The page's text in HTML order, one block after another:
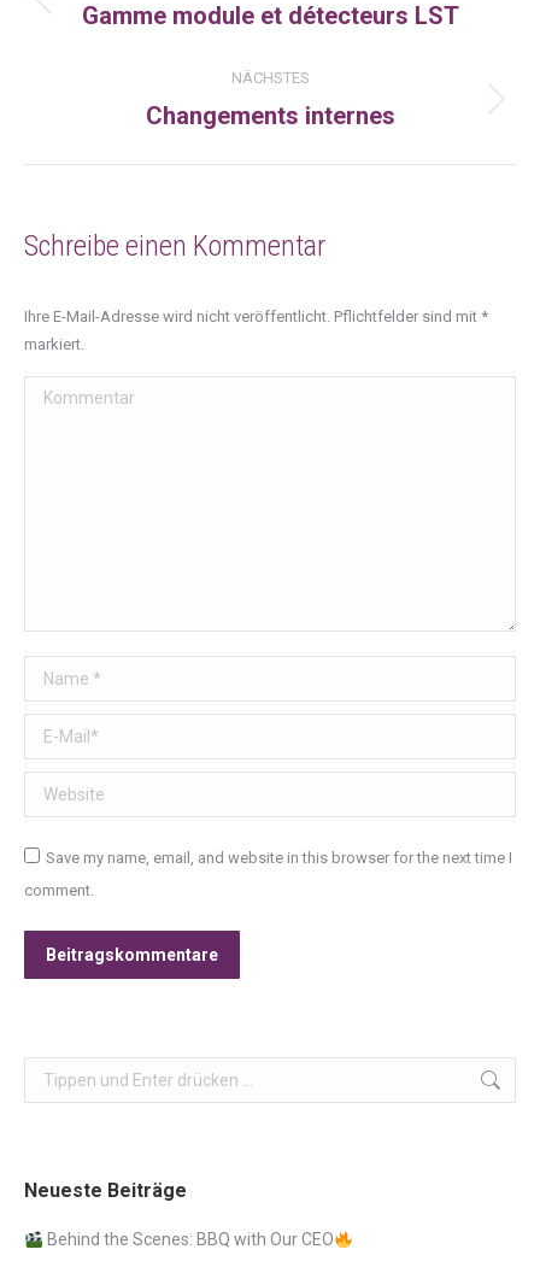
Vorheriger
Gamme module et détecteurs LST
NÄCHSTES
Nächster
Changements internes
Schreibe einen Kommentar
Ihre E-Mail-Adresse wird nicht veröffentlicht. Pflichtfelder sind mit *
markiert.
Kommentar
Name *
E-Mail *
Website
Save my name, email, and website in this browser for the next time I
comment.
Beitragskommentare
Search:
Neueste Beiträge
Behind the Scenes: BBQ with Our CEO